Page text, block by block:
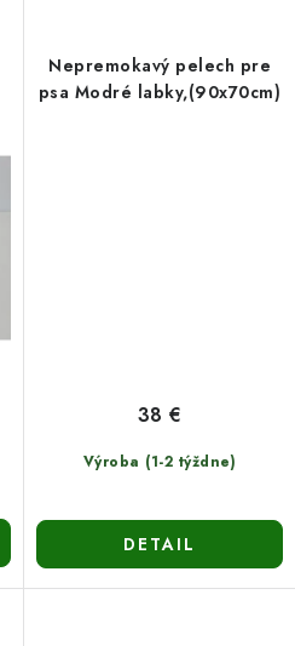
Nepremokavý pelech pre
psa Modré labky,(90x70cm)
Výroba (1-2 týždne)
38 €
DETAIL